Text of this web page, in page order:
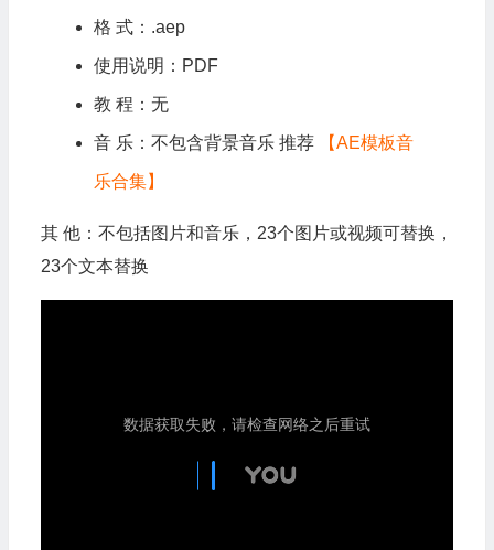
格 式：.aep
使用说明：PDF
教 程：无
音 乐：不包含背景音乐 推荐 【AE模板音
乐合集】
其 他：不包括图片和音乐，23个图片或视频可替换，
23个文本替换